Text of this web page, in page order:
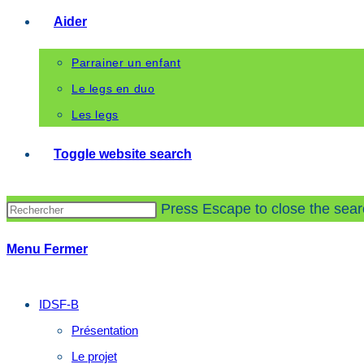
Aider
Parrainer un enfant
Le legs en duo
Les legs
Toggle website search
Press Escape to close the
Menu Fermer
IDSF-B
Présentation
Le projet